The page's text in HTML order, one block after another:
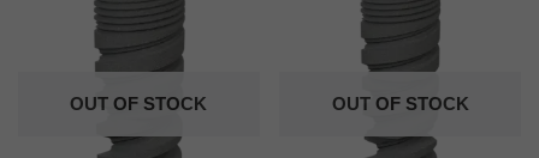
OUT OF STOCK OUT OF STOCK